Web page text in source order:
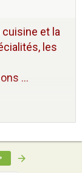
et la
les
...
ou saumon